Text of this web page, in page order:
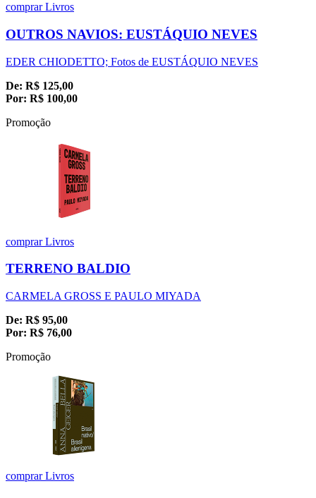
comprarLivros
OUTROS NAVIOS: EUSTÁQUIO NEVES
EDER CHIODETTO; Fotos de EUSTÁQUIO NEVES
De: R$ 125,00
Por: R$ 100,00
Promoção
comprarLivros
TERRENO BALDIO
CARMELA GROSS E PAULO MIYADA
De: R$ 95,00
Por: R$ 76,00
Promoção
comprarLivros